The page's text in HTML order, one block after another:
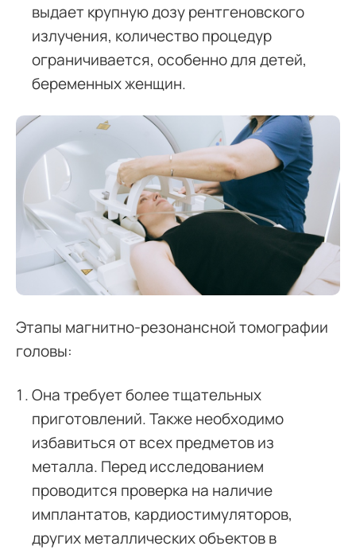
выдает крупную дозу рентгеновского
излучения, количество процедур
ограничивается, особенно для детей,
беременных женщин.
Этапы магнитно-резонансной томографии
головы:
Она требует более тщательных
приготовлений. Также необходимо
избавиться от всех предметов из
металла. Перед исследованием
проводится проверка на наличие
имплантатов, кардиостимуляторов,
других металлических объектов в